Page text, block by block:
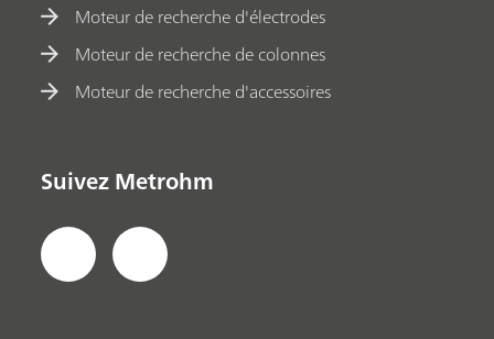
Moteur de recherche d'électrodes
Moteur de recherche de colonnes
Moteur de recherche d'accessoires
Suivez Metrohm